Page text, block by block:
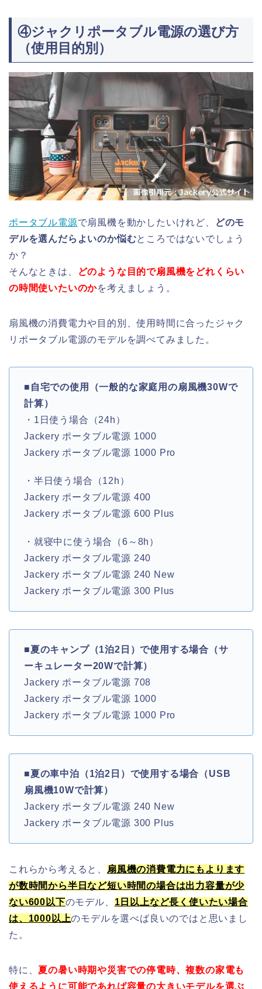
④ジャクリポータブル電源の選び方
（使用目的別）
ポータブル電源で扇風機を動かしたいけれど、
どのモ
デルを選んだらよいのか悩むところではないでしょう
か？
そんなときは、
どのような目的で扇風機をどれくらい
の時間使いたいのかを考えましょう。
扇風機の消費電力や目的別、使用時間に合ったジャク
リポータブル電源のモデルを調べてみました。
■ 自宅での使用（一般的な家庭用の扇風機30Wで
計算）
・1日使う場合（24h）
Jackery ポータブル電源 1000
Jackery ポータブル電源 1000 Pro
・半日使う場合（12h）
Jackery ポータブル電源 400
Jackery ポータブル電源 600 Plus
・就寝中に使う場合（6～8h）
Jackery ポータブル電源 240
Jackery ポータブル電源 240 New
Jackery ポータブル電源 300 Plus
■夏のキャンプ（1泊2日）で使用する場合（サ
ーキュレーター20Wで計算）
Jackery ポータブル電源 708
Jackery ポータブル電源 1000
Jackery ポータブル電源 1000 Pro
■夏の車中泊（1泊2日）で使用する場合（USB
扇風機10Wで計算）
Jackery ポータブル電源 240 New
Jackery ポータブル電源 300 Plus
これらから考えると、 扇風機の消費電力にもよります
が数時間から半日など短い時間の場合は出力容量が少
ない600以下のモデル、 1日以上など長く使いたい場合
は、1000以上のモデルを選べば良いのではと思いまし
た。
特に、夏の暑い時期や災害での停電時、複数の家電も
使えるように可能であれば容量の大きいモデルを選ぶ